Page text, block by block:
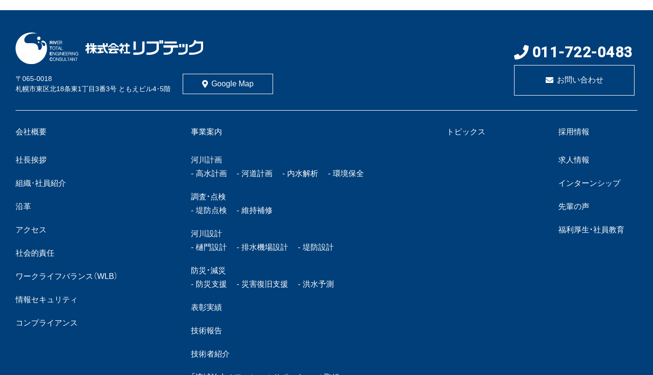
〒065-0018
札幌市東区北18条東1丁目3番3号 ともえビル4･5階
Google Map
011-722-0483
お問い合わせ
会社概要
社長挨拶
組織･社員紹介
沿革
アクセス
社会的責任
ワークライフバランス（WLB）
情報セキュリティ
コンプライアンス
事業案内
河川計画
高水計画
河道計画 内水解析 環境保全
調査・点検
堤防点検
維持補修
河川設計
樋門設計
排水機場設計 堤防設計
防災・減災
防災支援
災害復旧支援 洪水予測
表彰実績
技術報告
技術者紹介
トピックス 採用情報
求人情報
インターンシップ
先輩の声
福利厚生・社員教育